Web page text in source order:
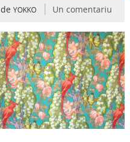
de YOKKO Un comentariu